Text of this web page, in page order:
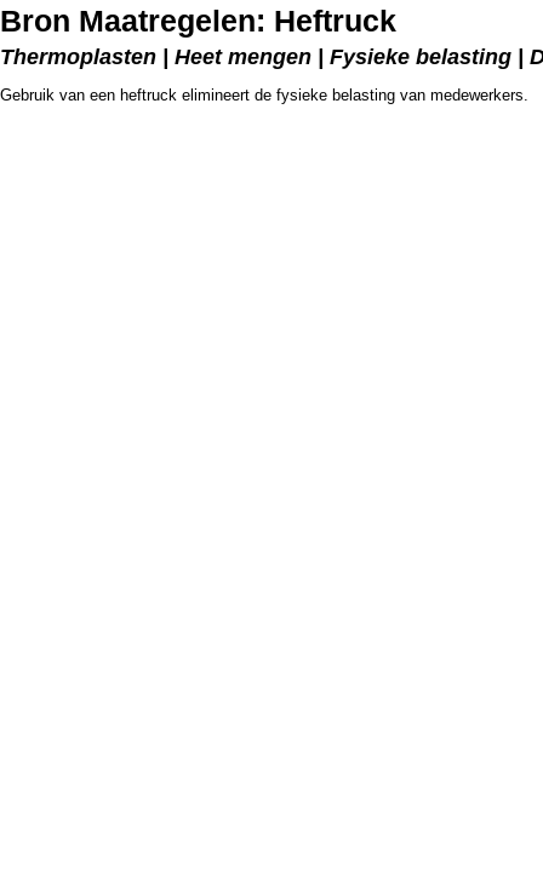
Bron Maatregelen: Heftruck
Thermoplasten | Heet mengen | Fysieke belasting |
Gebruik van een heftruck elimineert de fysieke belasting van medewerkers.